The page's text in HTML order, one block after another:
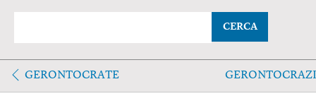
CERCA
GERONTOCRATE